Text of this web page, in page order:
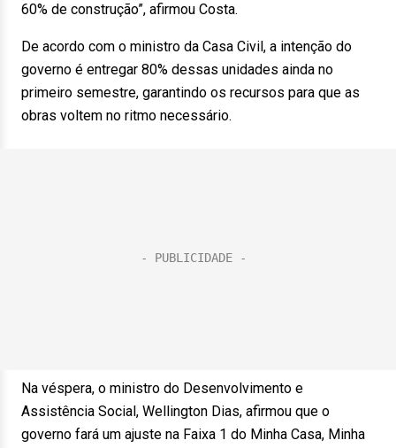
60% de construção”, afirmou Costa.
De acordo com o ministro da Casa Civil, a intenção do
governo é entregar 80% dessas unidades ainda no
primeiro semestre, garantindo os recursos para que as
obras voltem no ritmo necessário.
Na véspera, o ministro do Desenvolvimento e
Assistência Social, Wellington Dias, afirmou que o
governo fará um ajuste na Faixa 1 do Minha Casa, Minha